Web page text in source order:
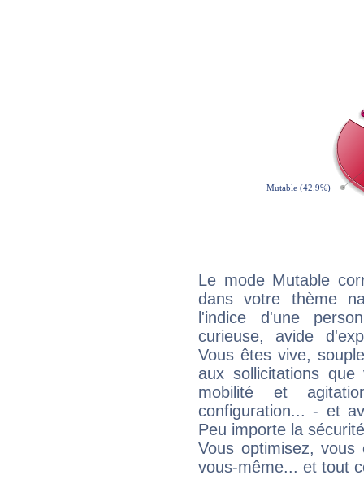
Le mode Mutable
dans votre thème
l'indice d'une
curieuse, avide
Vous êtes vive,
aux sollicitations
mobilité et
configuration... - et
Peu importe la
Vous optimisez, vous
vous-même... et tout